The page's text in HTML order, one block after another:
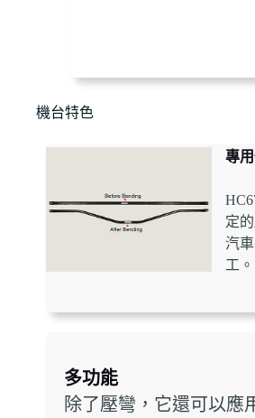
機台特色
專
定
汽
工。
多功能
除了壓彎，它還可以應